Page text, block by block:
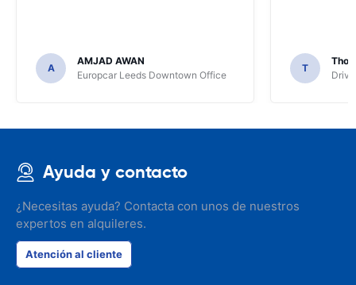
A
AMJAD AWAN
Europcar Leeds Downtown Office
T
Ayuda y contacto
¿Necesitas ayuda? Contacta con unos de nuestros
expertos en alquileres.
Atención al cliente